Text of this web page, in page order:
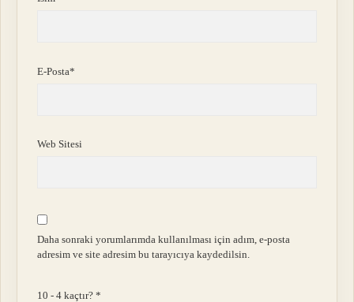
E-Posta*
Web Sitesi
Daha sonraki yorumlarımda kullanılması için adım, e-posta
adresim ve site adresim bu tarayıcıya kaydedilsin.
10 - 4 kaçtır?*